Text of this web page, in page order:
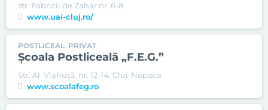
str. Fabricii de Zahar nr. 6-8
www.uai-cluj.ro/
POSTLICEAL PRIVAT
Şcoala Postliceală „F.E.G.”
Str. Al. Vlahuţă, nr. 12-14, Cluj-Napoca
www.scoalafeg.ro